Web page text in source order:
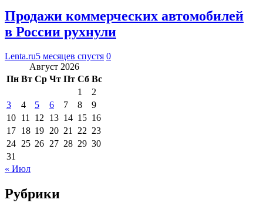
Продажи коммерческих автомобилей
в России рухнули
Lenta.ru5 месяцев спустя 0
Август 2026
Пн Вт Ср Чт Пт Сб Вс
1
2
3
4 5 6 7 8
9
10 11 12 13 14 15 16
17 18 19 20 21 22 23
24 25 26 27 28 29 30
31
« Июл
Рубрики